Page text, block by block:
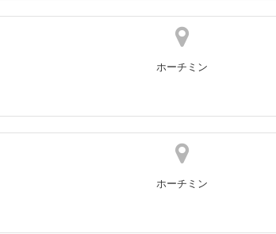
ホーチミン
ホーチミン